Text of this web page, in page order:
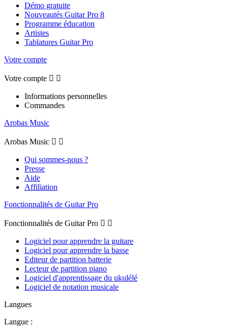
Démo gratuite
Nouveautés Guitar Pro 8
Programme éducation
Artistes
Tablatures Guitar Pro
Votre compte
Votre compte  
Informations personnelles
Commandes
Arobas Music
Arobas Music  
Qui sommes-nous ?
Presse
Aide
Affiliation
Fonctionnalités de Guitar Pro
Fonctionnalités de Guitar Pro  
Logiciel pour apprendre la guitare
Logiciel pour apprendre la basse
Editeur de partition batterie
Lecteur de partition piano
Logiciel d'apprentissage du ukulélé
Logiciel de notation musicale
Langues
Langue :